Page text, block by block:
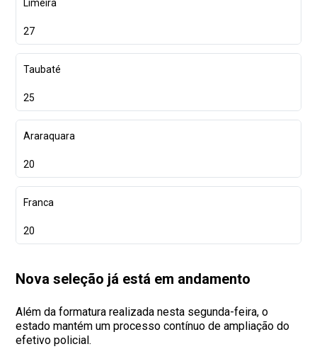
Limeira
27
Taubaté
25
Araraquara
20
Franca
20
Nova seleção já está em andamento
Além da formatura realizada nesta segunda-feira, o
estado mantém um processo contínuo de ampliação do
efetivo policial.